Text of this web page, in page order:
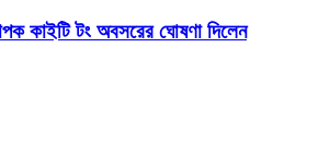
কাইটি টং অবসরের ঘোষণা দিলেন